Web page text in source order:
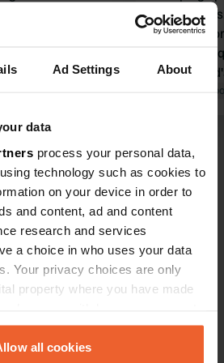
Ad Settings About
data
process your personal data,
technology such as cookies to
on your device in order to
and content, ad and content
research and services
a choice in who uses your data
Your privacy choices are only
property where you have made
Declaration or by clicking on
all cookies
et bien
propres.
fonctionne
3 minutes
que 66,50
paru très
nous
restaurant
convaincus
pas.
Traduit par
tous les 20 avis
tu déjà venu ici ?